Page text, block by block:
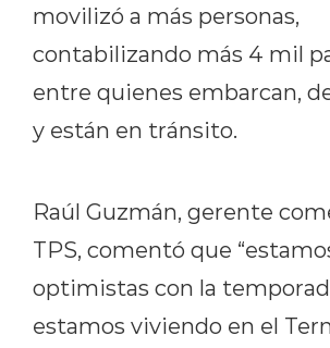
movilizó a más personas,
contabilizando más 4 mil
entre quienes embarcan,
y están en tránsito.
Raúl Guzmán, gerente
TPS, comentó que
optimistas con la
estamos viviendo en el